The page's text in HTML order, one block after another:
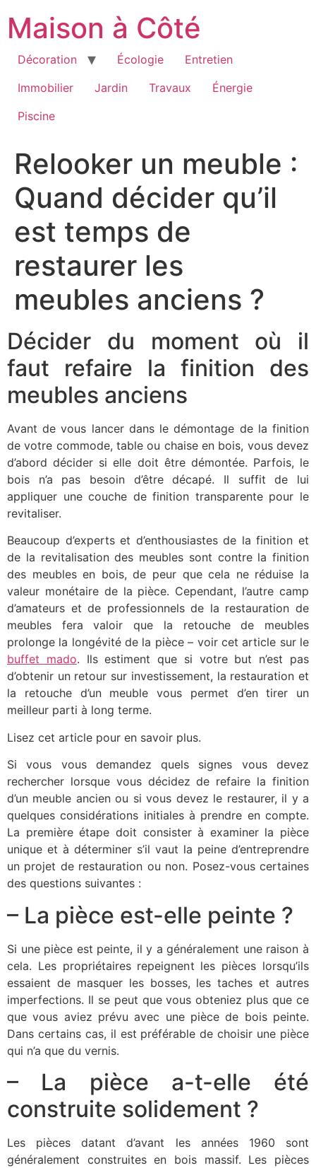
contenu
Maison à Côté
Décoration Écologie
Entretien
Immobilier
Jardin Travaux
Énergie
Piscine
Relooker un meuble :
Quand décider qu’il
est temps de
restaurer les
meubles anciens ?
Décider du moment où il
faut refaire la finition des
meubles anciens
Avant de vous lancer dans le démontage de la finition
de votre commode, table ou chaise en bois, vous devez
d’abord décider si elle doit être démontée. Parfois, le
bois n’a pas besoin d’être décapé. Il suffit de lui
appliquer une couche de finition transparente pour le
revitaliser.
Beaucoup d’experts et d’enthousiastes de la finition et
de la revitalisation des meubles sont contre la finition
des meubles en bois, de peur que cela ne réduise la
valeur monétaire de la pièce. Cependant, l’autre camp
d’amateurs et de professionnels de la restauration de
meubles fera valoir que la retouche de meubles
prolonge la longévité de la pièce – voir cet article sur le
buffet mado. Ils estiment que si votre but n’est pas
d’obtenir un retour sur investissement, la restauration et
la retouche d’un meuble vous permet d’en tirer un
meilleur parti à long terme.
Lisez cet article pour en savoir plus.
Si vous vous demandez quels signes vous devez
rechercher lorsque vous décidez de refaire la finition
d’un meuble ancien ou si vous devez le restaurer, il y a
quelques considérations initiales à prendre en compte.
La première étape doit consister à examiner la pièce
unique et à déterminer s’il vaut la peine d’entreprendre
un projet de restauration ou non. Posez-vous certaines
des questions suivantes :
– La pièce est-elle peinte ?
Si une pièce est peinte, il y a généralement une raison à
cela. Les propriétaires repeignent les pièces lorsqu’ils
essaient de masquer les bosses, les taches et autres
imperfections. Il se peut que vous obteniez plus que ce
que vous aviez prévu avec une pièce de bois peinte.
Dans certains cas, il est préférable de choisir une pièce
qui n’a que du vernis.
– La pièce a-t-elle été
construite solidement ?
Les pièces datant d’avant les années 1960 sont
généralement construites en bois massif. Les pièces